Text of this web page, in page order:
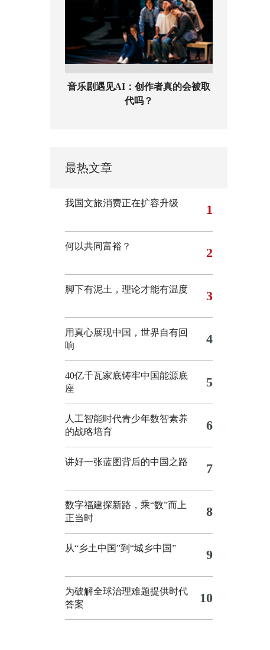
音乐剧遇见AI：创作者真的会被取
代吗？
最热文章
我国文旅消费正在扩容升级 1
何以共同富裕？ 2
脚下有泥土，理论才能有温度 3
用真心展现中国，世界自有回
响
4
40亿千瓦家底铸牢中国能源底
座
5
人工智能时代青少年数智素养
的战略培育
6
讲好一张蓝图背后的中国之路 7
数字福建探新路，乘“数”而上
正当时
8
从“乡土中国”到“城乡中国” 9
为破解全球治理难题提供时代
答案
10